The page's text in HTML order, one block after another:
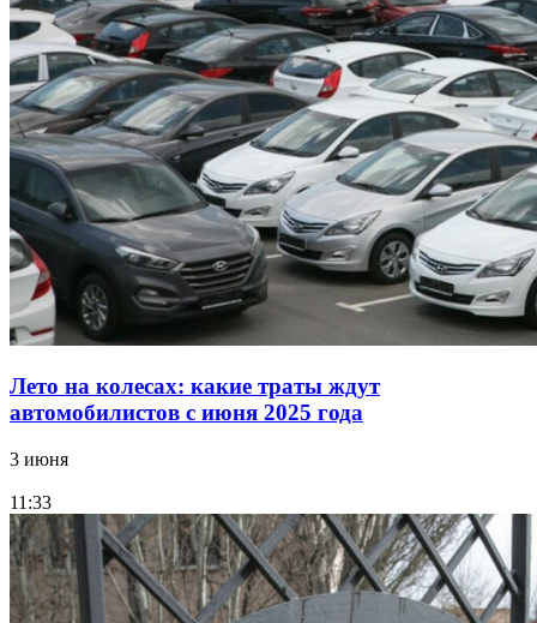
Лето на колесах: какие траты ждут
автомобилистов с июня 2025 года
3 июня
11:33